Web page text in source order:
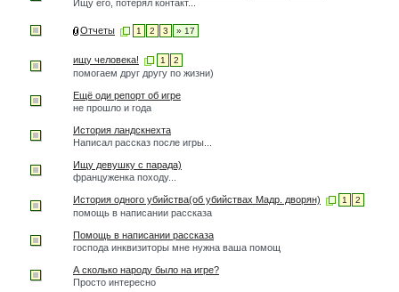
Ищу его, потерял контакт...
Отчеты 1 2 3 » 17
ищу человека! 1 2
помогаем друг другу по жизни)
Ещё оди репорт об игре
не прошло и года
История ландскнехта
Написал рассказ после игры...
Ищу девушку с парада)
француженка походу...
История одного убийства(об убийствах Мадр. дворян) 1 2
помощь в написании рассказа
Помощь в написании рассказа
господа инквизиторы мне нужна ваша помощ
А сколько народу было на игре?
Просто интересно